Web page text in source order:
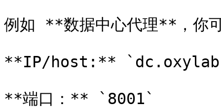
例如 **数据中心代理**，你
**IP/host:**
**端口：** `8001`